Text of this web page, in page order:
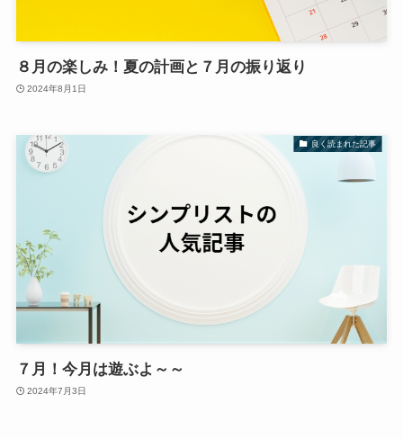
８月の楽しみ！夏の計画と７月の振り返り
2024年8月1日
良く読まれた記事
７月！今月は遊ぶよ～～
2024年7月3日